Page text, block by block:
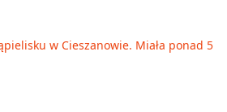
w Cieszanowie. Miała ponad 5